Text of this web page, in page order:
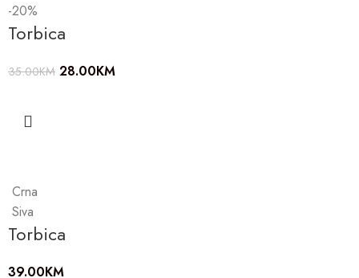
-20%
Torbica
35.00KM 28.00KM
Crna
Siva
Torbica
39.00KM